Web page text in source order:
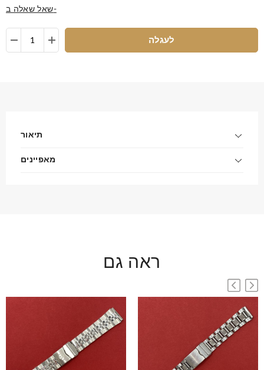
שאל שאלה ב-
לעגלה
תיאור
מאפיינים
ראה גם